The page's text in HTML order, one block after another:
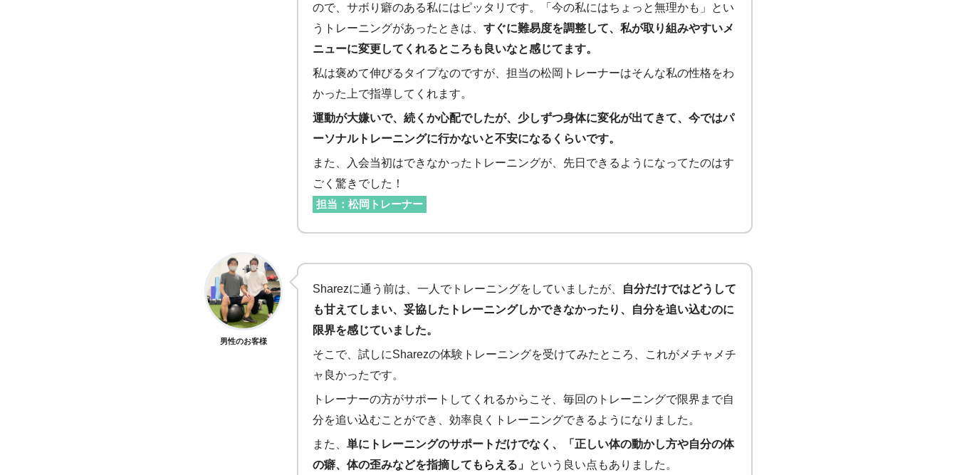
ので、サボり癖のある私にはピッタリです。「今の私にはちょっと無理かも」とい
うトレーニングがあったときは、 すぐに難易度を調整して、私が取り組みやすいメ
ニューに変更してくれるところも良いなと感じてます。
私は褒めて伸びるタイプなのですが、担当の松岡トレーナーはそんな私の性格をわ
かった上で指導してくれます。
運動が大嫌いで、続くか心配でしたが、少しずつ身体に変化が出てきて、今ではパ
ーソナルトレーニングに行かないと不安になるくらいです。
また、入会当初はできなかったトレーニングが、先日できるようになってたのはす
ごく驚きでした！
担当：松岡トレーナー
男性のお客様
Sharezに通う前は、一人でトレーニングをしていましたが、
自分だけではどうして
も甘えてしまい、妥協したトレーニングしかできなかったり、自分を追い込むのに
限界を感じていました。
そこで、試しにSharezの体験トレーニングを受けてみたところ、これがメチャメチ
ャ良かったです。
トレーナーの方がサポートしてくれるからこそ、毎回のトレーニングで限界まで自
分を追い込むことができ、効率良くトレーニングできるようになりました。
また、 単にトレーニングのサポートだけでなく、「正しい体の動かし方や自分の体
の癖、体の歪みなどを指摘してもらえる」 という良い点もありました。